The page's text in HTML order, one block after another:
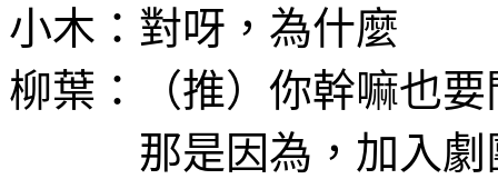
小木：對呀，為什麼
柳葉：（推）你幹嘛也要
那是因為，加入劇